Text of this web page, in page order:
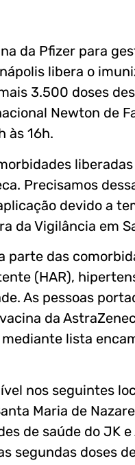
da Pfizer para
libera o
3.500 doses
Newton de
às 16h.
Precisamos
devido a
da Vigilância em
parte das
(HAR),
As pessoas
da
lista
nos seguintes
Maria de
de saúde do JK
segundas doses